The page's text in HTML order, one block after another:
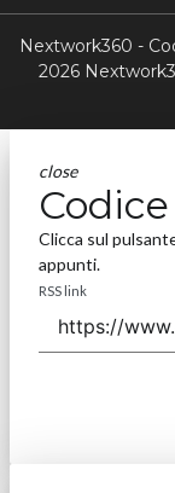
Nextwork360 -
2026
close
Codice
Clicca sul
appunti.
RSS link